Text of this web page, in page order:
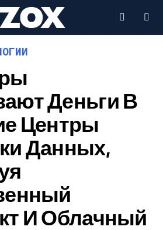
Деньги В
Центры
Данных,
И Облачный